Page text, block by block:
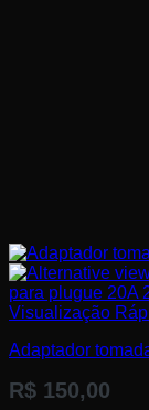
Visualização
Adaptador
R$ 150,00